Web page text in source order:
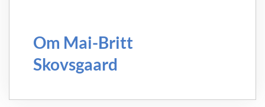
Om Mai-Britt
Skovsgaard